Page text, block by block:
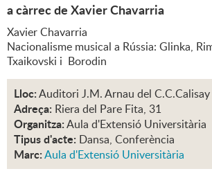
a càrrec de Xavier Chavarria
Xavier Chavarria
Nacionalisme musical a Rússia: Glinka,
Txaikovski i Borodin
Lloc:Auditori J.M. Arnau del C.C.Calisay
Adreça: Riera del Pare Fita, 31
Organitza:Aula d'Extensió Universitària
Tipus d'acte: Dansa, Conferència
Marc:Aula d'Extensió Universitària